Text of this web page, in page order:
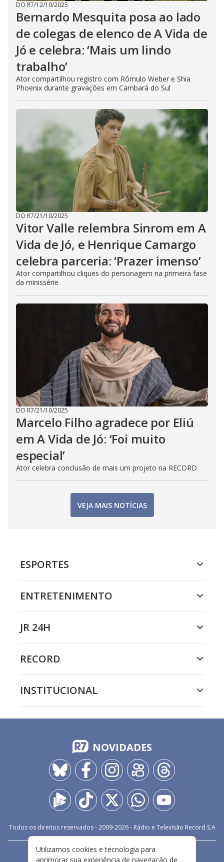
DO R7/12/10/2025
Bernardo Mesquita posa ao lado
de colegas de elenco de A Vida de
Jó e celebra: ‘Mais um lindo
trabalho’
Ator compartilhou registro com Rômulo Weber e Shia
Phoenix durante gravações em Cambará do Sul
DO R7/21/10/2025
Vitor Valle relembra Sinrom em A
Vida de Jó, e Henrique Camargo
celebra parceria: ‘Prazer imenso’
Ator compartilhou cliques do personagem na primeira fase
da minissérie
DO R7/21/10/2025
Marcelo Filho agradece por Eliú
em A Vida de Jó: ‘Foi muito
especial’
Ator celebra conclusão de mais um projeto na RECORD
VEJA MAIS NOTÍCIAS
ESPORTES
ENTRETENIMENTO
JR 24H
RECORD
INSTITUCIONAL
NOVIDADES
Todos os direitos reservados - 2009-2026- Rádio e Televisão Record S.A
CARREIRA FALE CONOSCO PRIVACIDADE
Utilizamos cookies e tecnologia para
aprimorar sua experiência de navegação de